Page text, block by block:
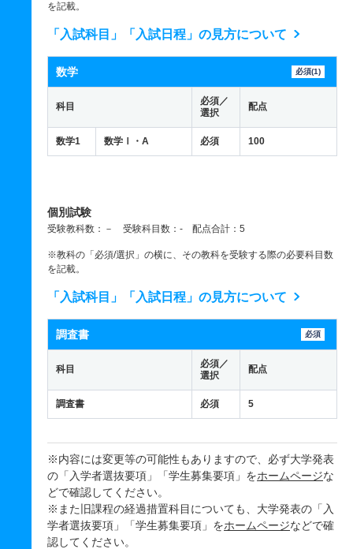
を記載。
「入試科目」「入試日程」の見方について
数学 必須(1)
科目
必須／
選択
配点
数学1 数学Ⅰ・A 必須 100
個別試験
受験教科数：－ 受験科目数：- 配点合計：5
※教科の「必須/選択」の横に、その教科を受験する際の必要科目数
を記載。
「入試科目」「入試日程」の見方について
調査書 必須
科目
必須／
選択
配点
調査書 必須 5
※内容には変更等の可能性もありますので、必ず大学発表
の「入学者選抜要項」「学生募集要項」をホームページな
どで確認してください。
※また旧課程の経過措置科目についても、大学発表の「入
学者選抜要項」「学生募集要項」をホームページなどで確
認してください。